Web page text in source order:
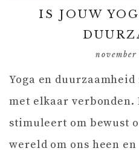
IS JOUW
Yoga en
met elkaar verbonden.
stimuleert om bewust
wereld om ons heen